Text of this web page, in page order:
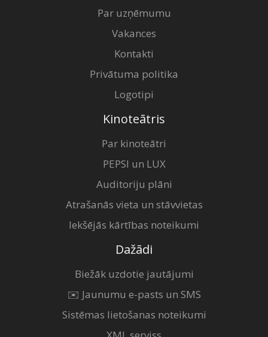
Par uzņēmumu
Vakances
Kontakti
Privātuma politika
Logotipi
Kinoteātris
Par kinoteātri
PEPSI un LUX
Auditoriju plāni
Atrašanās vieta un stāvvietas
Iekšējās kārtības noteikumi
Dažādi
Biežāk uzdotie jautājumi
✉️ Jaunumu e-pasts un SMS
Sistēmas lietošanas noteikumi